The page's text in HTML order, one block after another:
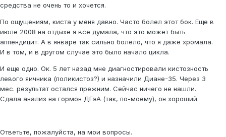
средства не очень то и хочется.
По ощущениям, киста у меня давно. Часто болел этот бок. Еще в
июле 2008 на отдыхе я все думала, что это может быть
аппендицит. А в январе так сильно болело, что я даже хромала.
И в том, и в другом случае это было начало цикла.
И еще одно. Ок. 5 лет назад мне диагностировали кистозность
левого яичника (поликистоз?) и назначили Диане-35. Через 3
мес. результат остался прежним. Сейчас ничего не нашли.
Сдала анализ на гормон ДГэА (так, по-моему), он хороший.
Ответьте, пожалуйста, на мои вопросы.